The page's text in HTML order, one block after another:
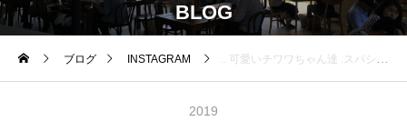
BLOG
ブログ INSTAGRAM .. 可愛いチワワちゃん達 .スパシャンプー頑張ってくれました◎ ..GROOM HAUS松江市乃白町20270852-61-2885open 9:00close 18:00@haus_matsue#groomhause#haus_matsue #松江トリミングサロン #松江トリミング#松江ペット #松江ペットサロン #松江#島根
2019